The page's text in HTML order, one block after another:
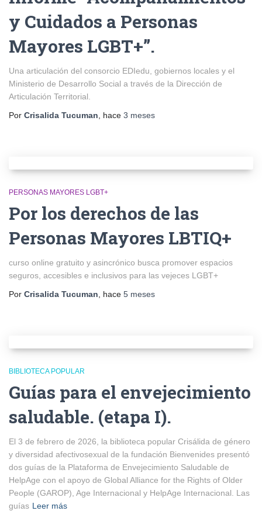
y Cuidados a Personas
Mayores LGBT+”.
Una articulación del consorcio EDIedu, gobiernos locales y el
Ministerio de Desarrollo Social a través de la Dirección de
Articulación Territorial.
Por Crisalida Tucuman , hace 3 meses
PERSONAS MAYORES LGBT+
Por los derechos de las
Personas Mayores LBTIQ+
curso online gratuito y asincrónico busca promover espacios
seguros, accesibles e inclusivos para las vejeces LGBT+
Por Crisalida Tucuman , hace 5 meses
BIBLIOTECA POPULAR
Guías para el envejecimiento
saludable. (etapa I).
El 3 de febrero de 2026, la biblioteca popular Crisálida de género
y diversidad afectivosexual de la fundación Bienvenides presentó
dos guías de la Plataforma de Envejecimiento Saludable de
HelpAge con el apoyo de Global Alliance for the Rights of Older
People (GAROP), Age Internacional y HelpAge Internacional. Las
guías Leer más